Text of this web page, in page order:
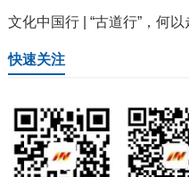
文化中国行 | “古道行”，何
快速关注